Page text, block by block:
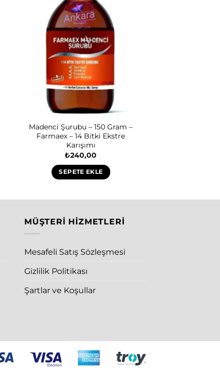
Madenci Şurubu – 150 Gram –
Farmaex – 14 Bitki Ekstre
Karışımı
₺240,00
SEPETE EKLE
MÜŞTERI HIZMETLERI
Mesafeli Satış Sözleşmesi
Gizlilik Politikası
Şartlar ve Koşullar